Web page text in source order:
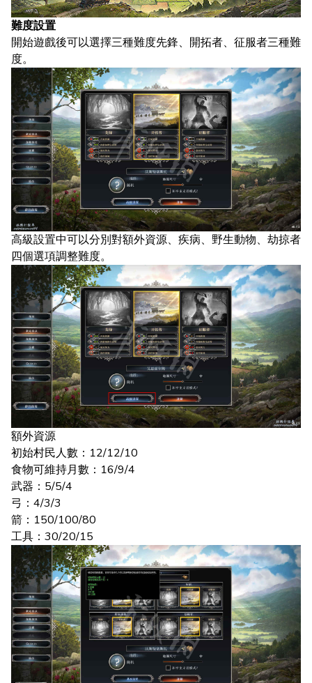
難度設置
開始遊戲後可以選擇三種難度先鋒、開拓者、征服者三種難
度。
高級設置中可以分別對額外資源、疾病、野生動物、劫掠者
四個選項調整難度。
額外資源
初始村民人數：12/12/10
食物可維持月數：16/9/4
武器：5/5/4
弓：4/3/3
箭：150/100/80
工具：30/20/15